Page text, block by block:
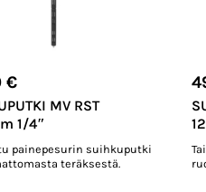
€
MV RST
1/4″
painepesurin suihkuputki
teräksestä.